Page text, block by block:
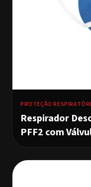
PROTEÇÃO
Respirador
PFF2 com